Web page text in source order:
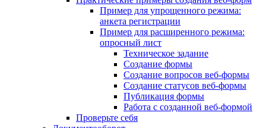
Пример для упрощенного режима:
анкета регистрации
Пример для расширенного режима:
опросный лист
Техническое задание
Создание формы
Создание вопросов веб-формы
Создание статусов веб-формы
Публикация формы
Работа с созданной веб-формой
Проверьте себя